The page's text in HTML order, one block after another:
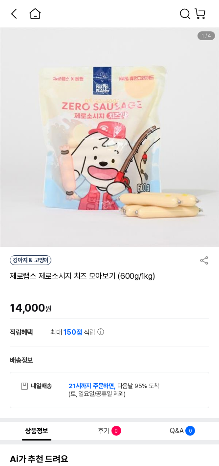
1 /4
강아지 & 고양이
제로랩스 제로소시지 치즈 모아보기 (600g/1kg)
14,000원
적립혜택 최대150점 적립
배송정보
내일배송 21시까지 주문하면, 다음날 95% 도착
(토, 일요일/공휴일 제외)
상품정보 후기 0 Q&A 0
Ai가 추천 드려요